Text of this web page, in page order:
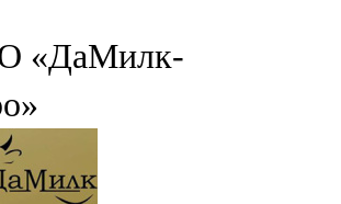
«ДаМилк-